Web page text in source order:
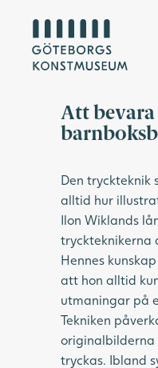
Att bevara
Den tryckteknik
alltid hur
Ilon Wiklands
tryckteknikerna
Hennes
att hon alltid
utmaningar på
Tekniken
originalbilderna
tryckas. Ibland